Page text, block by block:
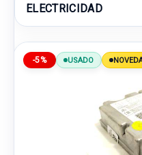
ELECTRICIDAD
-5% USADO